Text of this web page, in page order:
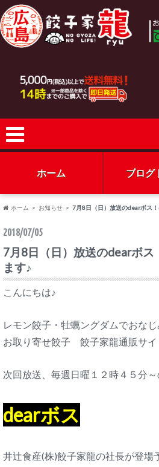
ホーム ブログ
ホーム お知らせ 7月8日（日）放送のdearボス
2018/07/05
7月8日（日）放送のdearボス
ます♪
こんにちは♪
レモン餃子・牡蠣ングダムでおな
お取り寄せ餃子 餃子家龍通販サイ
次回放送、毎週日曜１２時４５分
dearボス
井辻食産(株)餃子家龍の社長が登場